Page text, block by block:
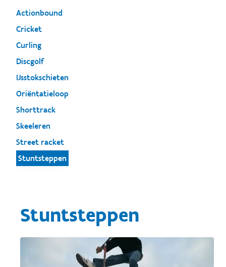
Actionbound
Cricket
Curling
Discgolf
IJsstokschieten
Oriëntatieloop
Shorttrack
Skeeleren
Street racket
Stuntsteppen
Stuntsteppen